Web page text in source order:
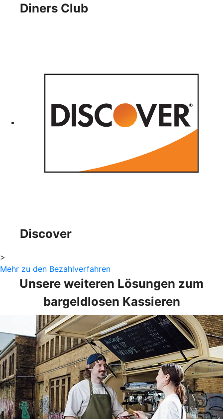
Diners Club
Discover
>
Mehr zu den Bezahlverfahren
Unsere weiteren Lösungen zum
bargeldlosen Kassieren